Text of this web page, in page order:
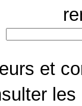
et
les